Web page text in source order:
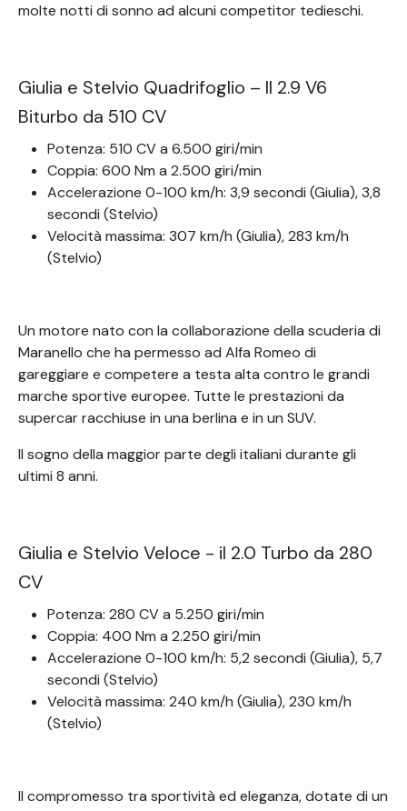
molte notti di sonno ad alcuni competitor tedieschi.
Giulia e Stelvio Quadrifoglio – Il 2.9 V6
Biturbo da 510 CV
Potenza: 510 CV a 6.500 giri/min
Coppia: 600 Nm a 2.500 giri/min
Accelerazione 0-100 km/h: 3,9 secondi (Giulia), 3,8
secondi (Stelvio)
Velocità massima: 307 km/h (Giulia), 283 km/h
(Stelvio)
Un motore nato con la collaborazione della scuderia di
Maranello che ha permesso ad Alfa Romeo di
gareggiare e competere a testa alta contro le grandi
marche sportive europee. Tutte le prestazioni da
supercar racchiuse in una berlina e in un SUV.
Il sogno della maggior parte degli italiani durante gli
ultimi 8 anni.
Giulia e Stelvio Veloce - il 2.0 Turbo da 280
CV
Potenza: 280 CV a 5.250 giri/min
Coppia: 400 Nm a 2.250 giri/min
Accelerazione 0-100 km/h: 5,2 secondi (Giulia), 5,7
secondi (Stelvio)
Velocità massima: 240 km/h (Giulia), 230 km/h
(Stelvio)
Il compromesso tra sportività ed eleganza, dotate di un